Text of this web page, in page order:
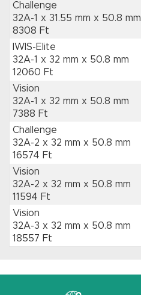
Challenge
32A-1 x 31.55 mm x 50.8 mm
8308 Ft
IWIS-Elite
32A-1 x 32 mm x 50.8 mm
12060 Ft
Vision
32A-1 x 32 mm x 50.8 mm
7388 Ft
Challenge
32A-2 x 32 mm x 50.8 mm
16574 Ft
Vision
32A-2 x 32 mm x 50.8 mm
11594 Ft
Vision
32A-3 x 32 mm x 50.8 mm
18557 Ft